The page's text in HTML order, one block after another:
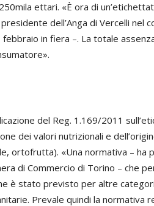
ettari. «È ora di
dell’Anga di Vercelli nel
in fiera –. La totale
del Reg. 1.169/2011
dei valori nutrizionali e
ortofrutta). «Una normativa – ha
di Commercio di Torino – che
è stato previsto per altre
Prevale quindi la normativa